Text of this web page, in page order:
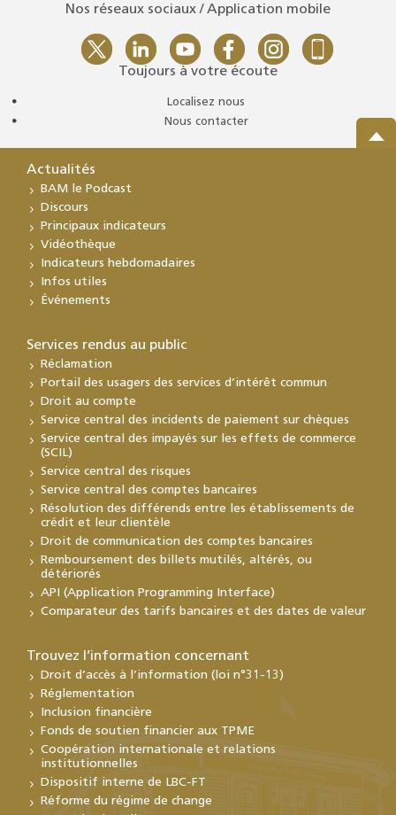
Nos réseaux sociaux / Application mobile
Toujours à votre écoute
Localisez nous
Nous contacter
Actualités
BAM le Podcast
Discours
Principaux indicateurs
Vidéothèque
Indicateurs hebdomadaires
Infos utiles
Événements
Services rendus au public
Réclamation
Portail des usagers des services d’intérêt commun
Droit au compte
Service central des incidents de paiement sur chèques
Service central des impayés sur les effets de commerce
(SCIL)
Service central des risques
Service central des comptes bancaires
Résolution des différends entre les établissements de
crédit et leur clientèle
Droit de communication des comptes bancaires
Remboursement des billets mutilés, altérés, ou
détériorés
API (Application Programming Interface)
Comparateur des tarifs bancaires et des dates de valeur
Trouvez l’information concernant
Droit d’accès à l’information (loi n°31-13)
Réglementation
Inclusion financière
Fonds de soutien financier aux TPME
Coopération internationale et relations
institutionnelles
Dispositif interne de LBC-FT
Réforme du régime de change